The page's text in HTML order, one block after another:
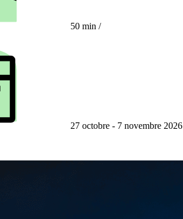
50 min /
27 octobre - 7 novembre 2026